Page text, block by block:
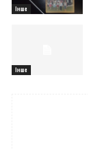
Інше
Інше